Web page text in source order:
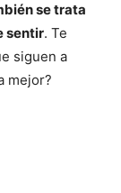
se trata
sentir. Te
siguen a
mejor?